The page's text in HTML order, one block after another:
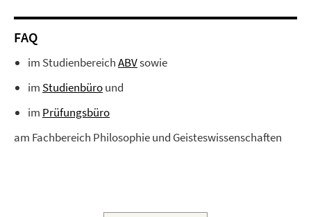
FAQ
im StudienbereichABVsowie
im Studienbüround
im Prüfungsbüro
am Fachbereich Philosophie und Geisteswissenschaften